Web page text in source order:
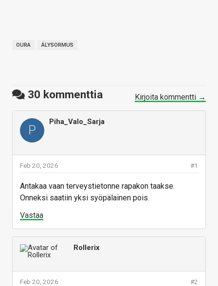
OURA ÄLYSORMUS
30 kommenttia Kirjoita kommentti →
P
Piha_Valo_Sarja
#1
Feb 20, 2026
Antakaa vaan terveystietonne rapakon taakse.
Onneksi saatiin yksi syöpälainen pois.
Vastaa
Rollerix
#2
Feb 20, 2026